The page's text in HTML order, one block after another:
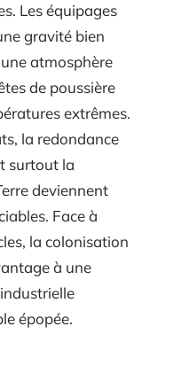
Les équipages
gravité bien
atmosphère
de poussière
extrêmes.
la redondance
surtout la
deviennent
Face à
la colonisation
à une
épopée.